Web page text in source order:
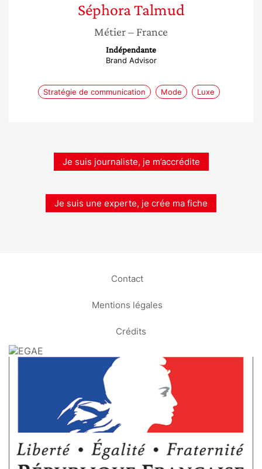
SéphoraTalmud
Métier– France
Indépendante
Brand Advisor
Stratégie de communication Mode Luxe
Je suis journaliste, je m’accrédite
Je suis une experte, je crée ma fiche
Contact
Mentions légales
Crédits